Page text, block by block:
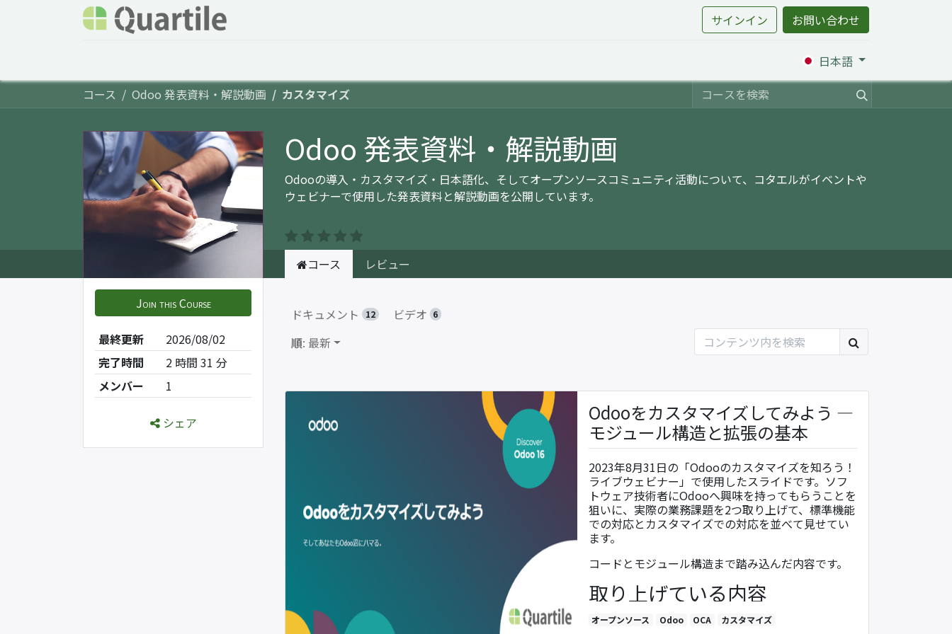
サインイン お問い合わせ
日本語
コース
Odoo 発表資料・解説動画 カスタマイズ
Odoo 発表資料・解説動画
Odooの導入・カスタマイズ・日本語化、そしてオープンソースコミュニティ活動について、コタエルがイベントや
ウェビナーで使用した発表資料と解説動画を公開しています。
Join this Course
最終更新
2026/08/02
完了時間
2 時間 31 分
メンバー
1
シェア
コース レビュー
ドキュメント 12 ビデオ 6
順: 最新
Odooをカスタマイズしてみよう ―
モジュール構造と拡張の基本
2023年8月31日の「Odooのカスタマイズを知ろう！
ライブウェビナー」で使用したスライドです。ソフ
トウェア技術者にOdooへ興味を持ってもらうことを
狙いに、実際の業務課題を2つ取り上げて、標準機能
での対応とカスタマイズでの対応を並べて見せてい
ます。
コードとモジュール構造まで踏み込んだ内容です。
取り上げている内容
Odooのカスタマイズとは ―― パラメータ設定とア
オープンソース Odoo OCA カスタマイズ